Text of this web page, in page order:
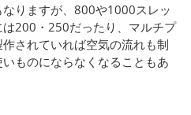
りますが、800や1000スレッ
は200・250だったり、マルチプ
されていれば空気の流れも制
ものにならなくなることもあ